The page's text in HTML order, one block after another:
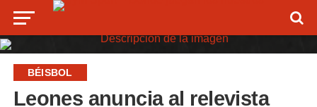
BÉISBOL
Leones anuncia al relevista